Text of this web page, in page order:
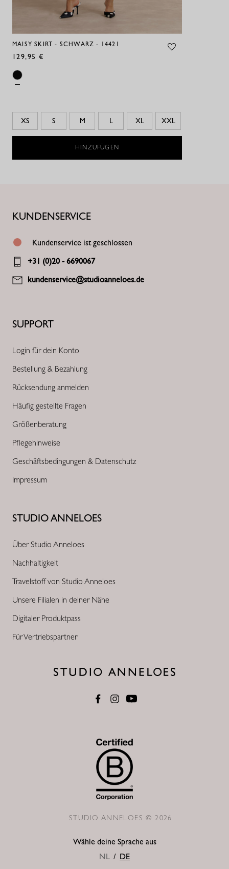
MAISY SKIRT - SCHWARZ - 14421
129,95 €
XS S M L XL XXL
HINZUFÜGEN
STUDIO ANNELOES
Über Studio Anneloes
Nachhaltigkeit
Travelstoff von Studio Anneloes
Unsere Filialen in deiner Nähe
Digitaler Produktpass
Für Vertriebspartner
SUPPORT
Login für dein Konto
Bestellung & Bezahlung
Rücksendung anmelden
Häufig gestellte Fragen
Größenberatung
Pflegehinweise
Geschäftsbedingungen & Datenschutz
Impressum
KUNDENSERVICE
Kundenservice ist geschlossen
+31 (0)20 - 6690067
kundenservice@studioanneloes.de
Wähle deine Sprache aus
NL / DE
STUDIO ANNELOES © 2026